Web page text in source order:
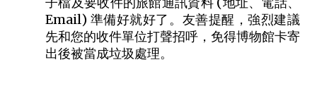
Email) 準備好就好了。友善提醒，強烈建議
先和您的收件單位打聲招呼，免得博物館卡寄
出後被當成垃圾處理。